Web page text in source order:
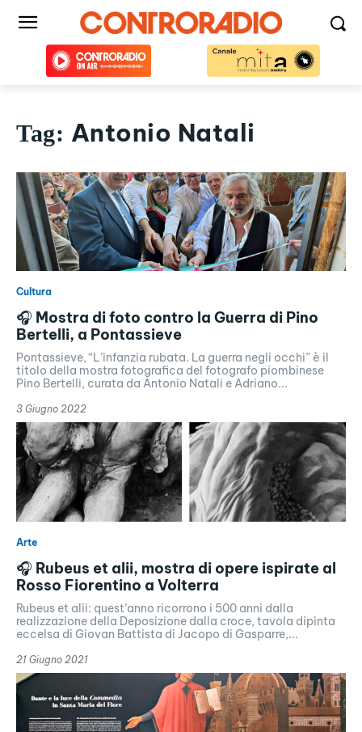
Tag: Antonio Natali
Cultura
🎧 Mostra di foto contro la Guerra di Pino
Bertelli, a Pontassieve
Pontassieve, “L’infanzia rubata. La guerra negli occhi” è il
titolo della mostra fotografica del fotografo piombinese
Pino Bertelli, curata da Antonio Natali e Adriano...
3 Giugno 2022
Arte
🎧 Rubeus et alii, mostra di opere ispirate al
Rosso Fiorentino a Volterra
Rubeus et alii: quest’anno ricorrono i 500 anni dalla
realizzazione della Deposizione dalla croce, tavola dipinta
eccelsa di Giovan Battista di Jacopo di Gasparre,...
21 Giugno 2021